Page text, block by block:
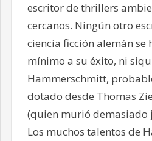
escritor de thrillers
cercanos. Ningún otro
ciencia ficción alemán se
mínimo a su éxito, ni
Hammerschmitt,
dotado desde Thomas
(quien murió demasiado
Los muchos talentos de